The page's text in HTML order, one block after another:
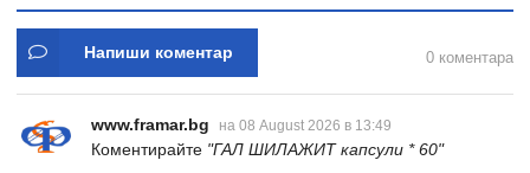
Напиши коментар 0 коментара
www.framar.bg на 08 August 2026 в 13:49
Коментирайте "ГАЛ ШИЛАЖИТ капсули * 60"